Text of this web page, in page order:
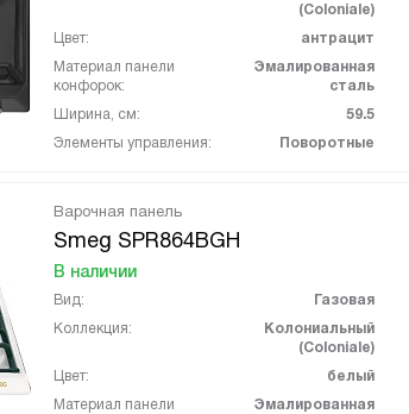
(Coloniale)
Цвет:
антрацит
Материал панели
конфорок:
Эмалированная
сталь
Ширина, см:
59.5
Элементы управления:
Поворотные
Варочная панель
Smeg SPR864BGH
В наличии
Вид:
Газовая
Коллекция:
Колониальный
(Coloniale)
Цвет:
белый
Материал панели
Эмалированная